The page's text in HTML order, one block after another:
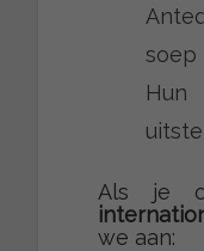
soep
Als je
we aan: